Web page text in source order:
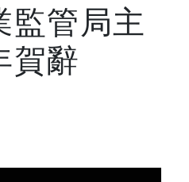
監管局主
賀辭